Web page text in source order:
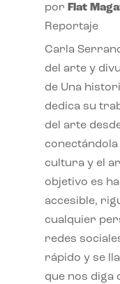
por Flat
Reportaje
Carla
del arte y
de Una
dedica su
del arte
cultura y el
objetivo es
accesible,
cualquier
redes
rápido y se
que nos diga